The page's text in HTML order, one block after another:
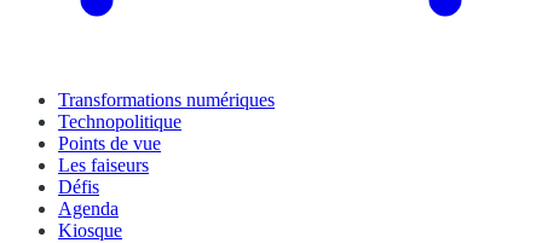
Transformations numériques
Technopolitique
Points de vue
Les faiseurs
Défis
Agenda
Kiosque